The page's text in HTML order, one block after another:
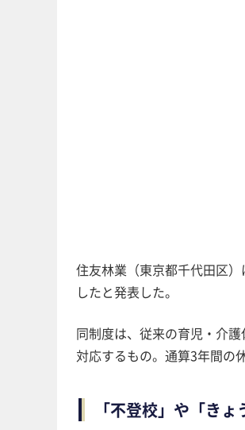
住友林業（東京都千代田区
したと発表した。
同制度は、従来の育児・介
対応するもの。通算3年間の
「不登校」や「き